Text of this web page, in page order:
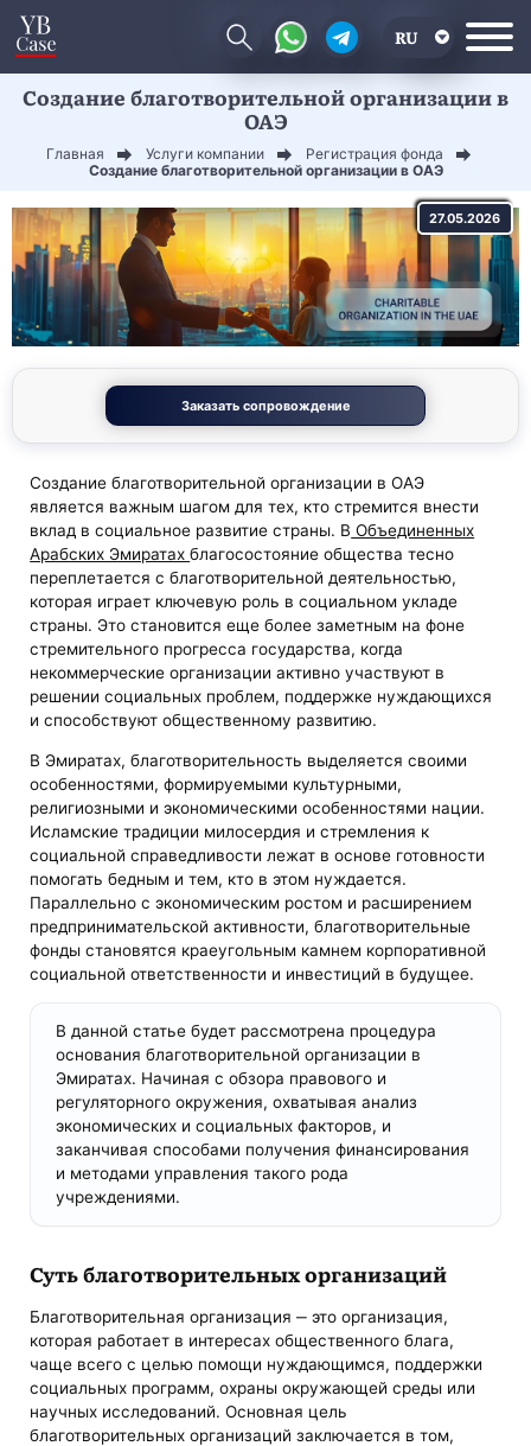
RU
EN
Создание благотворительной организации в
ОАЭ
Главная Услуги компании
Регистрация фонда
Создание благотворительной организации в ОАЭ
27.05.2026
Заказать сопровождение
Создание благотворительной организации в ОАЭ
является важным шагом для тех, кто стремится внести
вклад в социальное развитие страны. В Объединенных
Арабских Эмиратахблагосостояние общества тесно
переплетается с благотворительной деятельностью,
которая играет ключевую роль в социальном укладе
страны. Это становится еще более заметным на фоне
стремительного прогресса государства, когда
некоммерческие организации активно участвуют в
решении социальных проблем, поддержке нуждающихся
и способствуют общественному развитию.
В Эмиратах, благотворительность выделяется своими
особенностями, формируемыми культурными,
религиозными и экономическими особенностями нации.
Исламские традиции милосердия и стремления к
социальной справедливости лежат в основе готовности
помогать бедным и тем, кто в этом нуждается.
Параллельно с экономическим ростом и расширением
предпринимательской активности, благотворительные
фонды становятся краеугольным камнем корпоративной
социальной ответственности и инвестиций в будущее.
В данной статье будет рассмотрена процедура
основания благотворительной организации в
Эмиратах. Начиная с обзора правового и
регуляторного окружения, охватывая анализ
экономических и социальных факторов, и
заканчивая способами получения финансирования
и методами управления такого рода
учреждениями.
Суть благотворительных организаций
Благотворительная организация ‒ это организация,
которая работает в интересах общественного блага,
чаще всего с целью помощи нуждающимся, поддержки
социальных программ, охраны окружающей среды или
научных исследований. Основная цель
благотворительных организаций заключается в том,